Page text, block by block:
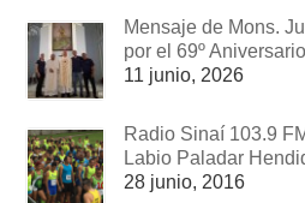
Mensaje de Mons.
por el 69º
11 junio, 2026
Radio Sinaí 103.9
Labio Paladar
28 junio, 2016